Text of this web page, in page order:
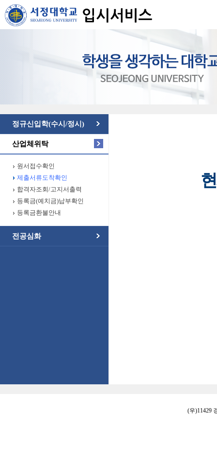
정규신입학(수시/정시)
산업체위탁
원서접수확인
제출서류도착확인
합격자조회/고지서출력
등록금(예치금)납부확인
등록금환불안내
전공심화
(우)11429